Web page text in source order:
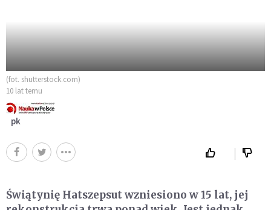
(fot. shutterstock.com)
10 lat temu
pk
Świątynię Hatszepsut wzniesiono w 15 lat, jej